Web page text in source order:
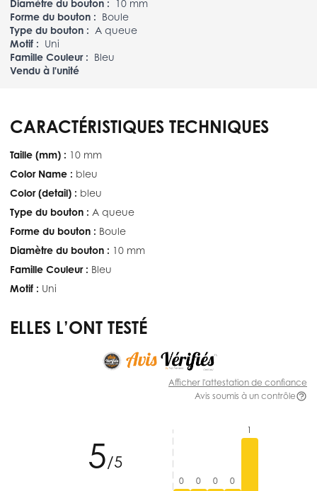
Diamètre du bouton :
10 mm
Forme du bouton : Boule
Type du bouton : A queue
Motif : Uni
Famille Couleur : Bleu
Vendu à l'unité
CARACTÉRISTIQUES TECHNIQUES
Taille (mm) : 10 mm
Color Name : bleu
Color (detail) : bleu
Type du bouton : A queue
Forme du bouton : Boule
Diamètre du bouton : 10 mm
Famille Couleur : Bleu
Motif : Uni
ELLES L’ONT TESTÉ
Afficher l'attestation de confiance
Avis soumis à un contrôle
5/5
0 0 0 0
1